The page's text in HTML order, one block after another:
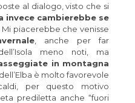
al dialogo, visto che si
invece cambierebbe se
Mi piacerebbe che venisse
, anche per far
meno noti, ma
in montagna
dell’Elba è molto favorevole
per questo motivo
prediletta anche “fuori